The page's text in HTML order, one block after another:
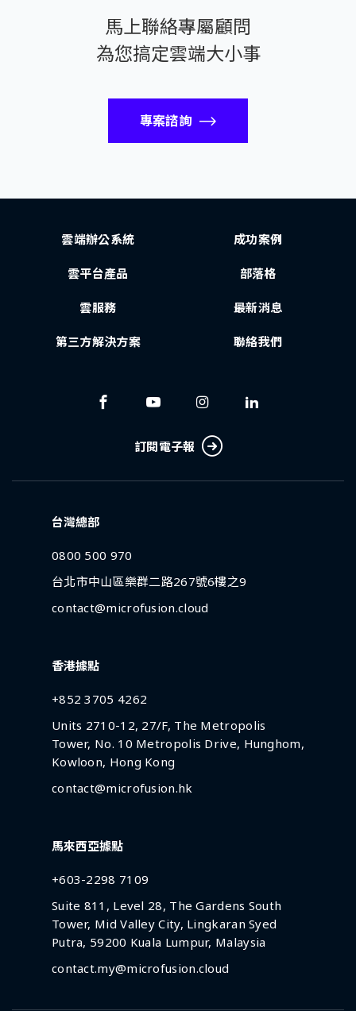
馬上聯絡專屬顧問
為您搞定雲端大小事
專案諮詢
雲端辦公系統
雲平台產品
雲服務
第三方解決方案
成功案例
部落格
最新消息
聯絡我們
訂閱電子報
台灣總部
0800 500 970
台北市中山區樂群二路267號6樓之9
contact@microfusion.cloud
香港據點
+852 3705 4262
Units 2710-12, 27/F, The Metropolis
Tower, No. 10 Metropolis Drive, Hunghom,
Kowloon, Hong Kong
contact@microfusion.hk
馬來西亞據點
+603-2298 7109
Suite 811, Level 28, The Gardens South
Tower, Mid Valley City, Lingkaran Syed
Putra, 59200 Kuala Lumpur, Malaysia
contact.my@microfusion.cloud